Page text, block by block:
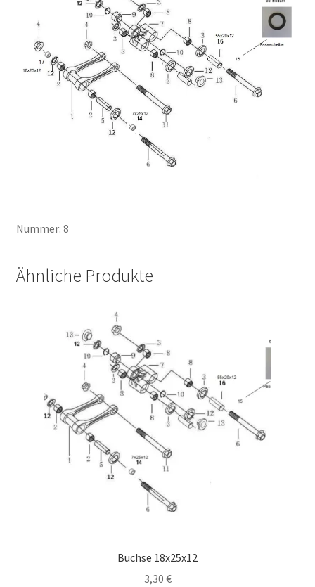
Nummer: 8
Ähnliche Produkte
Buchse 18x25x12
3,30 €